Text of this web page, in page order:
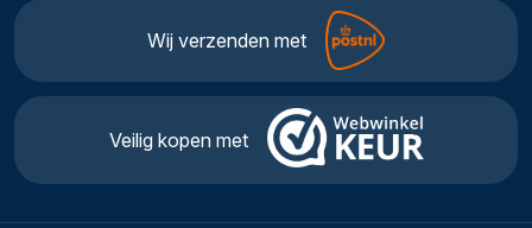
Wij verzenden met
Veilig kopen met